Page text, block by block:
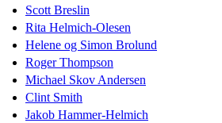
Scott Breslin
Rita Helmich-Olesen
Helene og Simon Brolund
Roger Thompson
Michael Skov Andersen
Clint Smith
Jakob Hammer-Helmich